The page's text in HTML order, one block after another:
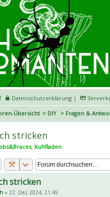
Datenschutzerklärung |
Übersicht DIY Fragen &
stricken
, Kuhfladen
stricken
» 22. Dez 2024, 21:49